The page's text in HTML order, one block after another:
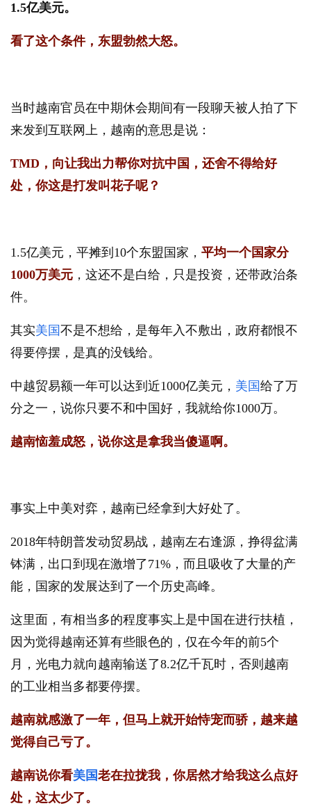
1.5亿美元。
看了这个条件，东盟勃然大怒。
当时越南官员在中期休会期间有一段聊天被人拍了下
来发到互联网上，越南的意思是说：
TMD，向让我出力帮你对抗中国，还舍不得给好
处，你这是打发叫花子呢？
1.5亿美元，平摊到10个东盟国家， 平均一个国家分
1000万美元 ，这还不是白给，只是投资，还带政治条
件。
其实美国不是不想给，是每年入不敷出，政府都恨不
得要停摆，是真的没钱给。
中越贸易额一年可以达到近1000亿美元， 美国给了万
分之一，说你只要不和中国好，我就给你1000万。
越南恼羞成怒，说你这是拿我当傻逼啊。
事实上中美对弈，越南已经拿到大好处了。
2018年特朗普发动贸易战，越南左右逢源，挣得盆满
钵满，出口到现在激增了71%，而且吸收了大量的产
能，国家的发展达到了一个历史高峰。
这里面，有相当多的程度事实上是中国在进行扶植，
因为觉得越南还算有些眼色的，仅在今年的前5个
月，光电力就向越南输送了8.2亿千瓦时，否则越南
的工业相当多都要停摆。
越南就感激了一年，但马上就开始恃宠而骄，越来越
觉得自己亏了。
越南说你看美国老在拉拢我，你居然才给我这么点好
处，这太少了。